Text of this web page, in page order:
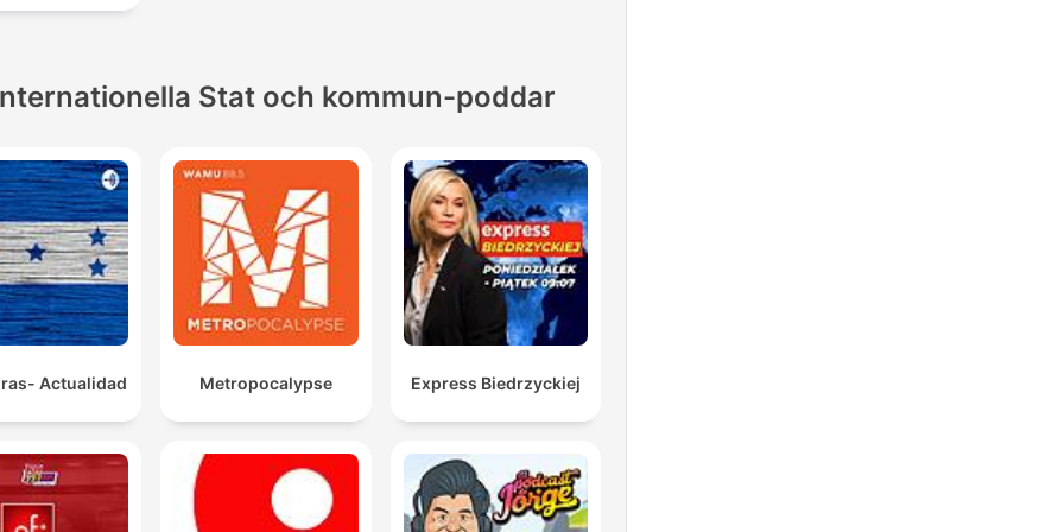
Stat och kommun-poddar
Actualidad Metropocalypse Express Biedrzyckiej